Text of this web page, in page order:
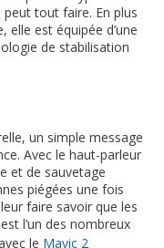
tout faire. En plus
elle est équipée d’une
de stabilisation
un simple message
Avec le haut-parleur
et de sauvetage
piégées une fois
faire savoir que les
l’un des nombreux
le Mavic 2